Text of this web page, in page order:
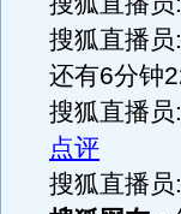
搜狐直播
还有6分钟
搜狐直播
点评
搜狐直播